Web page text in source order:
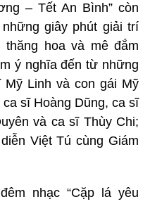
– Tết An Bình” còn
giây phút giải trí
hoa và mê đắm
ý nghĩa đến từ những
Linh và con gái Mỹ
sĩ Hoàng Dũng, ca sĩ
và ca sĩ Thùy Chi;
Việt Tú cùng Giám
nhạc “Cặp lá yêu